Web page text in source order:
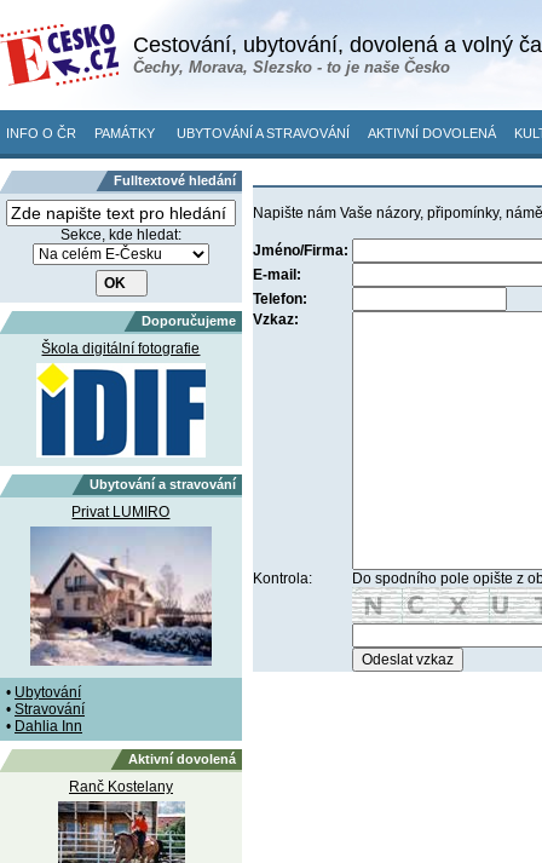
Cestování, ubytování, dovolená a volný
Čechy, Morava, Slezsko - to je naše Česko
INFO O ČR PAMÁTKY UBYTOVÁNÍ A STRAVOVÁNÍ AKTIVNÍ DOVOLENÁ
Fulltextové hledání
Sekce, kde hledat:
Doporučujeme
Škola digitální fotografie
Ubytování a stravování
Privat LUMIRO
• Ubytování
• Stravování
• Dahlia Inn
Aktivní dovolená
Ranč Kostelany
Napište nám Vaše názory, připomínky,
Jméno/Firma:
E-mail:
Telefon:
Vzkaz:
Kontrola: Do spodního pole opište z